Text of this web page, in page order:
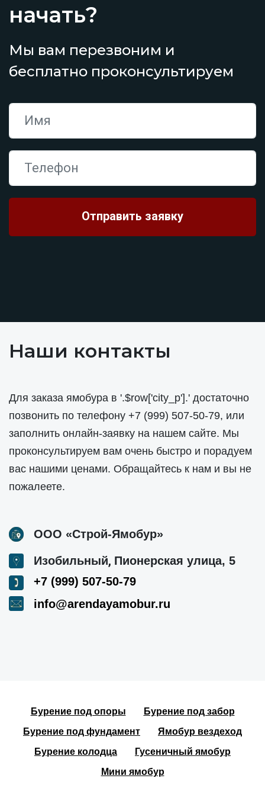
начать?
Мы вам перезвоним и
бесплатно проконсультируем
Наши контакты
Для заказа ямобура в '.$row['city_p'].' достаточно
позвонить по телефону +7 (999) 507-50-79, или
заполнить онлайн-заявку на нашем сайте. Мы
проконсультируем вам очень быстро и порадуем
вас нашими ценами. Обращайтесь к нам и вы не
пожалеете.
ООО «Строй-Ямобур»
Изобильный, Пионерская улица, 5
+7 (999) 507-50-79
info@arendayamobur.ru
Бурение под опоры
Бурение под забор
Бурение под фундамент
Ямобур вездеход
Бурение колодца
Гусеничный ямобур
Мини ямобур